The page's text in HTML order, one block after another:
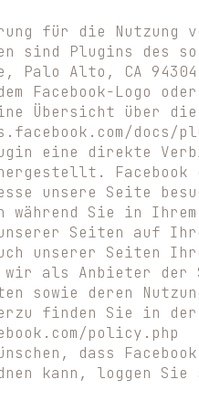
für die Nutzung
sind Plugins des
Palo Alto, CA
Facebook-Logo
Übersicht über
docs/
eine direkte
hergestellt.
unsere Seite
während Sie in
Seiten auf
unserer Seiten
als Anbieter der
sowie deren
finden Sie in der
policy.php
dass
kann, loggen